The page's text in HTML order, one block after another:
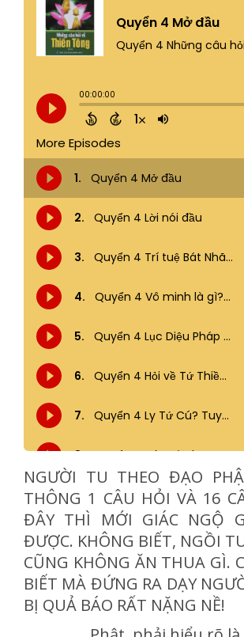
NGƯỜI TU THEO ĐẠO
THÔNG 1 CÂU HỎI VÀ 16
ĐÂY THÌ MỚI GIÁC NGỘ
ĐƯỢC. KHÔNG BIẾT, NGỒI
CŨNG KHÔNG ĂN THUA GÌ.
BIẾT MÀ ĐỨNG RA DẠY
BỊ QUẢ BÁO RẤT NẶNG NỀ!